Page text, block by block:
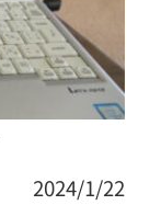
2024/1/22